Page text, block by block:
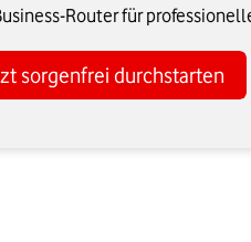
Router für
sorgenfrei durchstarten